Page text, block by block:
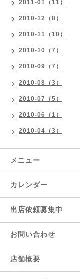
2011-01（11）
2010-12（8）
2010-11（10）
2010-10（7）
2010-09（7）
2010-08（3）
2010-07（5）
2010-06（1）
2010-04（3）
メニュー
カレンダー
出店依頼募集中
お問い合わせ
店舗概要